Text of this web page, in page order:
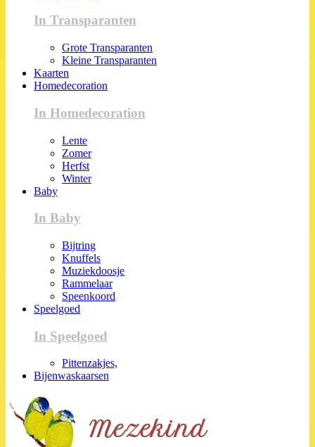
In Transparanten
Grote Transparanten
Kleine Transparanten
Kaarten
Homedecoration
In Homedecoration
Lente
Zomer
Herfst
Winter
Baby
In Baby
Bijtring
Knuffels
Muziekdoosje
Rammelaar
Speenkoord
Speelgoed
In Speelgoed
Pittenzakjes,
Bijenwaskaarsen